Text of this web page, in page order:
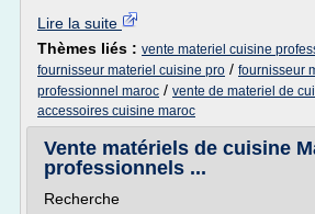
Lire la suite
Thèmes liés : vente materiel cuisine
fournisseur materiel cuisine pro / fournisseur
professionnel maroc / vente de materiel de
accessoires cuisine maroc
Vente matériels de cuisine
professionnels ...
Recherche